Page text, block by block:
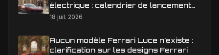
électrique : calendrier de lancement
en Europe
18 juil. 2026
Aucun modèle Ferrari Luce n'existe :
clarification sur les designs Ferrari